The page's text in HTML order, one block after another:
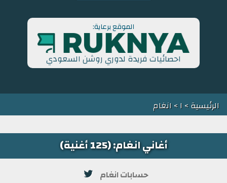
الموقع برعاية:
احصائيات فريدة لدوري روشن السعودي
الرئيسية> ا> انغام
أغاني انغام: (125 أغنية)
حسابات انغام